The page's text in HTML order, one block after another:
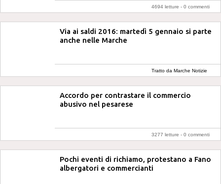
4694 letture - 0 commenti
Via ai saldi 2016: martedì 5 gennaio si parte
anche nelle Marche
Tratto da Marche Notizie
Accordo per contrastare il commercio
abusivo nel pesarese
3277 letture - 0 commenti
Pochi eventi di richiamo, protestano a Fano
albergatori e commercianti